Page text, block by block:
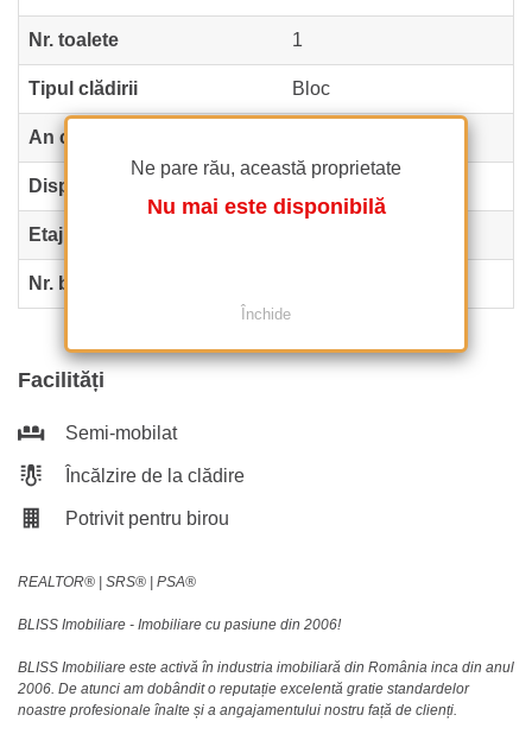
Ne pare rău, această proprietate
Nu mai este disponibilă
Închide
Nr. toalete 1
Tipul clădirii Bloc
An construcție
Dispunere
Etaj
Nr. balcoane
Facilități
Semi-mobilat
Încălzire de la clădire
Potrivit pentru birou
REALTOR®️ | SRS®️ | PSA®️
BLISS Imobiliare - Imobiliare cu pasiune din 2006!
BLISS Imobiliare este activă în industria imobiliară din România inca din anul
2006. De atunci am dobândit o reputație excelentă gratie standardelor
noastre profesionale înalte și a angajamentului nostru față de clienți.